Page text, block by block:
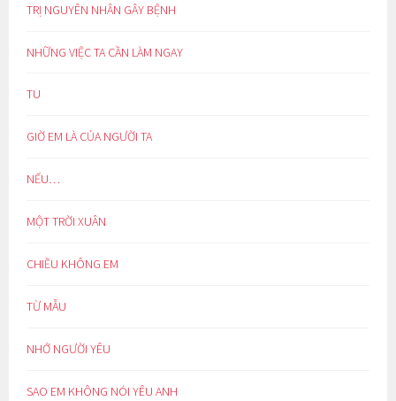
TRỊ NGUYÊN NHÂN GÂY BỆNH
NHỮNG VIỆC TA CẦN LÀM NGAY
TU
GIỜ EM LÀ CỦA NGƯỜI TA
NẾU…
MỘT TRỜI XUÂN
CHIỀU KHÔNG EM
TỪ MẪU
NHỚ NGƯỜI YÊU
SAO EM KHÔNG NÓI YÊU ANH